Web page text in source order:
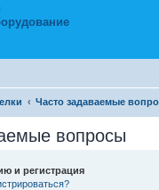
Часто задаваемые
вопросы
и регистрация